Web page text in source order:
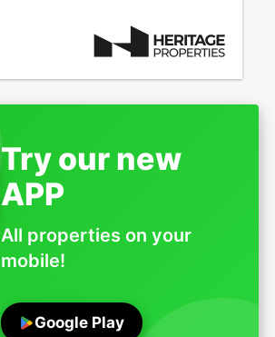
Try our new
APP
All properties on your
mobile!
Google Play